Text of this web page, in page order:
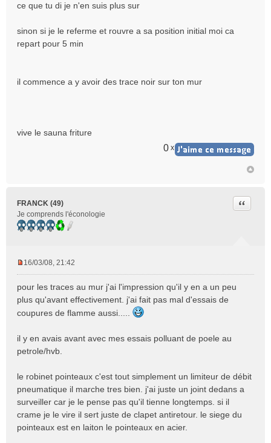
l
u
ce que tu di je n'en suis plus sur
sinon si je le referme et rouvre a sa position initial moi ca
repart pour 5 min
il commence a y avoir des trace noir sur ton mur
vive le sauna friture
0 x
FRANCK (49)
Je comprends l'éconologie
Citer
s
s
a
e
n
u
16/03/08, 21:42
pour les traces au mur j'ai l'impression qu'il y en a un peu
plus qu'avant effectivement. j'ai fait pas mal d'essais de
coupures de flamme aussi.....
il y en avais avant avec mes essais polluant de poele au
petrole/hvb.
le robinet pointeaux c'est tout simplement un limiteur de débit
pneumatique il marche tres bien. j'ai juste un joint dedans a
surveiller car je le pense pas qu'il tienne longtemps. si il
crame je le vire il sert juste de clapet antiretour. le siege du
pointeaux est en laiton le pointeaux en acier.